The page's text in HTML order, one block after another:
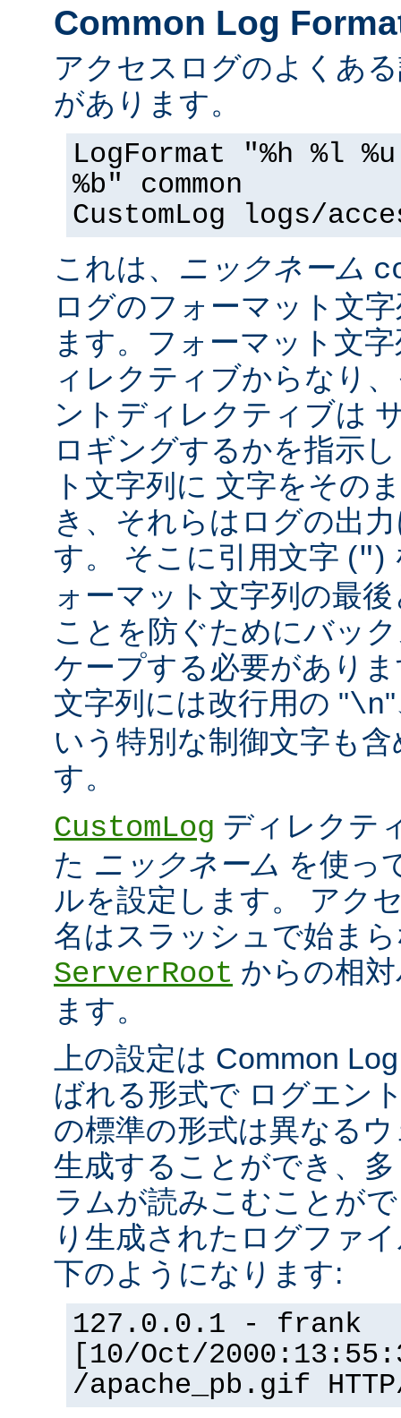
Common Log
アクセスログのよくあ
があります。
LogFormat "%h %l
%b" common
CustomLog logs/
これは、 ニックネーム
ログのフォーマット文
ます。フォーマット文
ィレクティブからなり
ントディレクティブは
ロギングするかを指示
ト文字列に 文字をその
き、それらはログの出
す。 そこに引用文字 (")
ォーマット文字列の最
ことを防ぐためにバッ
ケープする必要があり
文字列には改行用の "\n
いう特別な制御文字も
す。
CustomLog ディレクテ
た ニックネーム を使っ
ルを設定します。 アク
名はスラッシュで始ま
ServerRoot からの相
ます。
上の設定は Common
ばれる形式で ログエン
の標準の形式は異なる
生成することができ、
ラムが読みこむことが
り生成されたログファ
下のようになります:
127.0.0.1 - frank
[10/Oct/
/apache_pb.gif